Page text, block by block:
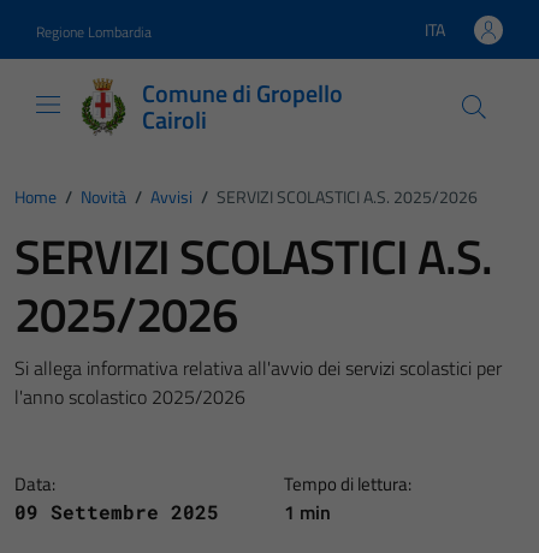
Regione Lombardia Lingua attiva:
ITA
Comune di Gropello
Cairoli
Home / Novità / Avvisi / SERVIZI SCOLASTICI A.S. 2025/2026
SERVIZI SCOLASTICI A.S.
2025/2026
Si allega informativa relativa all'avvio dei servizi scolastici per
l'anno scolastico 2025/2026
Data:
09 Settembre 2025
Tempo di lettura:
1 min